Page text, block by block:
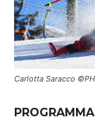
Carlotta Saracco